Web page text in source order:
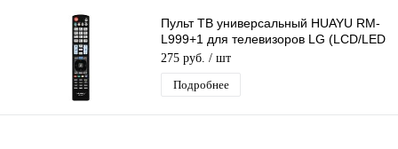
Пульт ТВ универсальный HUAYU RM-
L999+1 для телевизоров LG (LCD/LED
LG)
275 руб. / шт
Подробнее